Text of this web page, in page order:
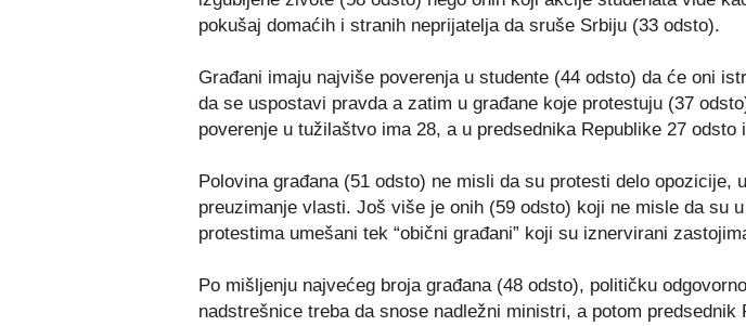
pokušaj domaćih i stranih neprijatelja da sruše Srbiju (33 odsto).
Građani imaju najviše poverenja u studente (44 odsto) da će oni
da se uspostavi pravda a zatim u građane koje protestuju (37
poverenje u tužilaštvo ima 28, a u predsednika Republike 27 odsto
Polovina građana (51 odsto) ne misli da su protesti delo opozicije,
preuzimanje vlasti. Još više je onih (59 odsto) koji ne misle da su
protestima umešani tek “obični građani” koji su iznervirani
Po mišljenju najvećeg broja građana (48 odsto), političku
nadstrešnice treba da snose nadležni ministri, a potom predsednik